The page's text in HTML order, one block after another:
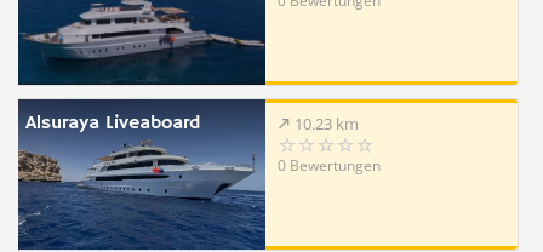
Alsuraya Liveaboard 10.23 km
0 Bewertungen